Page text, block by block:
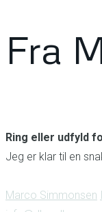
Fra
Ring eller udfyld
Jeg er klar til en
Marco Simmonsen